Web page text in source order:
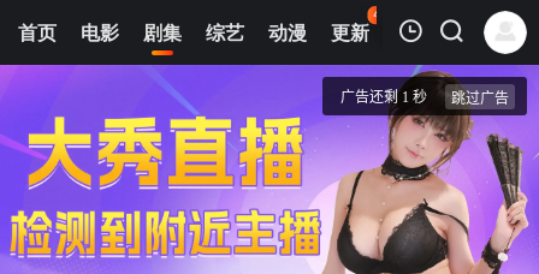
首页 电影 剧集 综艺 动漫 更新
45
热榜 APP
我的观影记录
芬芳喜事
清空